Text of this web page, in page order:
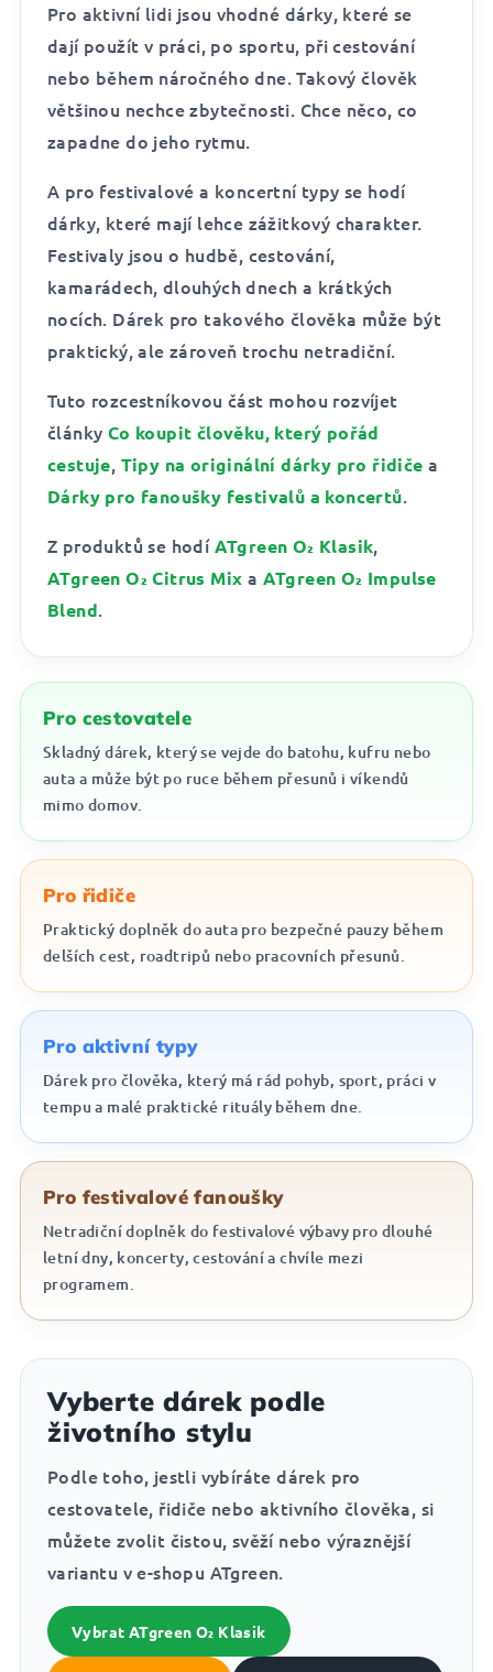
Pro aktivní lidi jsou vhodné dárky, které se
dají použít v práci, po sportu, při cestování
nebo během náročného dne. Takový člověk
většinou nechce zbytečnosti. Chce něco, co
zapadne do jeho rytmu.
A pro festivalové a koncertní typy se hodí
dárky, které mají lehce zážitkový charakter.
Festivaly jsou o hudbě, cestování,
kamarádech, dlouhých dnech a krátkých
nocích. Dárek pro takového člověka může být
praktický, ale zároveň trochu netradiční.
Tuto rozcestníkovou část mohou rozvíjet
články Co koupit člověku, který pořád
cestuje, Tipy na originální dárky pro řidiče a
Dárky pro fanoušky festivalů a koncertů.
Z produktů se hodíATgreen O₂ Klasik,
ATgreen O₂ Citrus Mix a ATgreen O₂ Impulse
Blend.
Pro cestovatele
Skladný dárek, který se vejde do batohu, kufru nebo
auta a může být po ruce během přesunů i víkendů
mimo domov.
Pro řidiče
Praktický doplněk do auta pro bezpečné pauzy během
delších cest, roadtripů nebo pracovních přesunů.
Pro aktivní typy
Dárek pro člověka, který má rád pohyb, sport, práci v
tempu a malé praktické rituály během dne.
Pro festivalové fanoušky
Netradiční doplněk do festivalové výbavy pro dlouhé
letní dny, koncerty, cestování a chvíle mezi
programem.
Vyberte dárek podle
životního stylu
Podle toho, jestli vybíráte dárek pro
cestovatele, řidiče nebo aktivního člověka, si
můžete zvolit čistou, svěží nebo výraznější
variantu v e-shopu ATgreen.
Vybrat ATgreen O₂ Klasik